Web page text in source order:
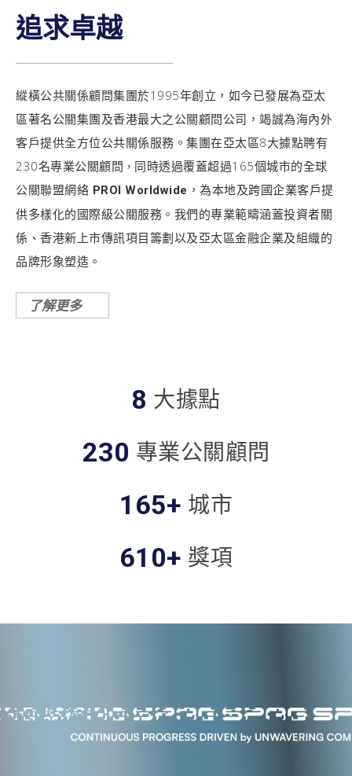
追求卓越
縱橫公共關係顧問集團於1995年創立，如今已發展為亞太
區著名公關集團及香港最大之公關顧問公司，竭誠為海內外
客戶提供全方位公共關係服務。集團在亞太區8大據點聘有
230名專業公關顧問 ， 同時透過覆蓋超過165個城市的全球
公關聯盟網絡 PROI Worldwide ，為本地及跨國企業客戶提
供多樣化的國際級公關服務。我們的專業範疇涵蓋投資者關
係、香港新上市傳訊項目籌劃以及亞太區金融企業及組織的
品牌形象塑造。
了解更多
8 大據點
230 專業公關顧問
165+ 城市
610+ 獎項